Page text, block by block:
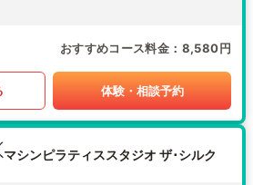
おすすめコース料金 8,580円
体験・相談予約
マシンピラティススタジオ ザ･シルク